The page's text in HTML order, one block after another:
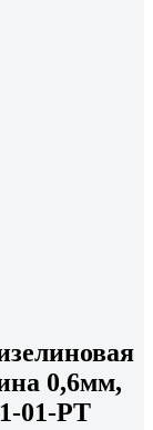
0,6мм,
01-PT